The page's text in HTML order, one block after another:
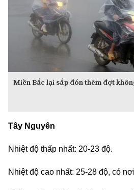
Miền Bắc lại sắp đón thêm đợt
Tây Nguyên
Nhiệt độ thấp nhất: 20-23 độ.
Nhiệt độ cao nhất: 25-28 độ, có